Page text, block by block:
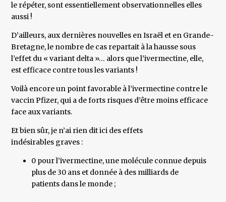
le répéter, sont essentiellement observationnelles elles
aussi !
D’ailleurs, aux dernières nouvelles en Israël et en Grande-
Bretagne, le nombre de cas repartait à la hausse sous
l’effet du « variant delta »… alors que l’ivermectine, elle,
est efficace contre tous les variants !
Voilà encore un point favorable à l’ivermectine contre le
vaccin Pfizer, qui a de forts risques d’être moins efficace
face aux variants.
Et bien sûr, je n’ai rien dit ici des effets
indésirables graves :
0 pour l’ivermectine, une molécule connue depuis
plus de 30 ans et donnée à des milliards de
patients dans le monde ;